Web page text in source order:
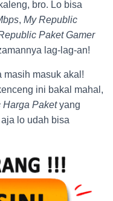
bro. Lo bisa
, My Republic
Paket Gamer
lag-lag-an!
masih masuk akal!
ini bakal mahal,
Harga Paketyang
lo udah bisa